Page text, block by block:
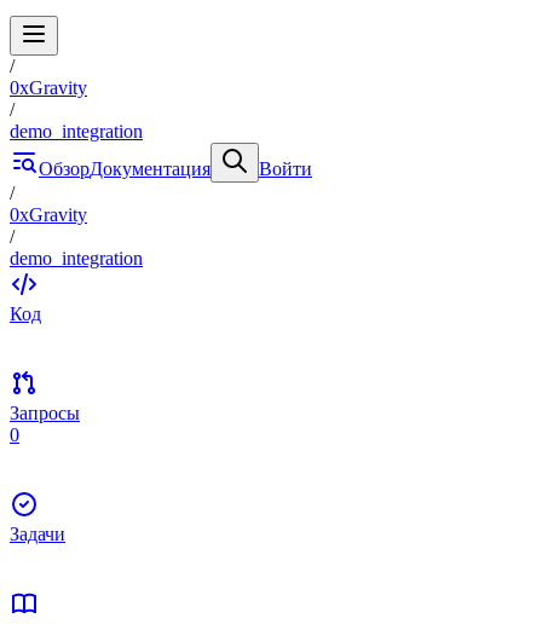
/
0xGravity
/
demo_integration
ОбзорДокументация
Войти
/
0xGravity
/
demo_integration
Код
Запросы
0
Задачи